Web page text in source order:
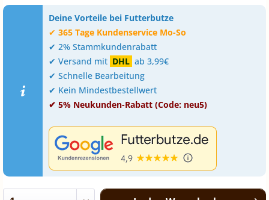
Deine Vorteile bei Futterbutze
✔ 365 Tage Kundenservice Mo-So
✔ 2% Stammkundenrabatt
✔ Versand mit DHL ab 3,99€
✔ Schnelle Bearbeitung
✔ Kein Mindestbestellwert
✔ 5% Neukunden-Rabatt (Code: neu5)